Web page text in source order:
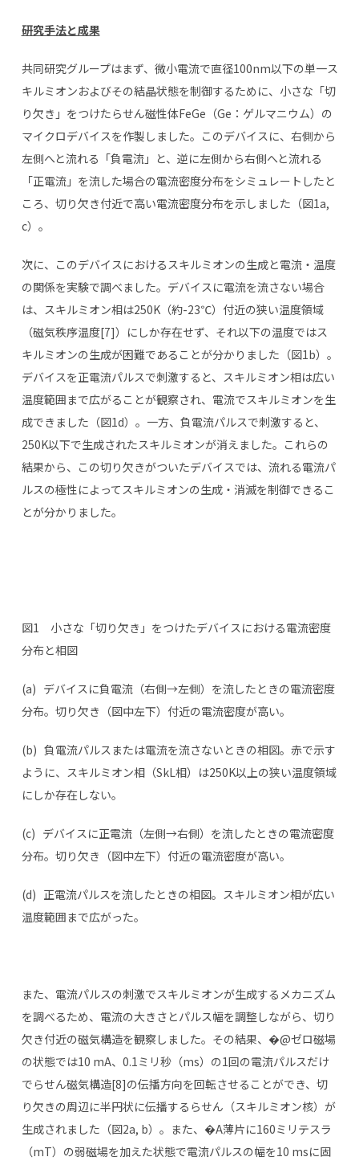
研究手法と成果
共同研究グループはまず、微小電流で直径100nm以下の単一ス
キルミオンおよびその結晶状態を制御するために、小さな「切
り欠き」をつけたらせん磁性体FeGe（Ge：ゲルマニウム）の
マイクロデバイスを作製しました。このデバイスに、右側から
左側へと流れる「負電流」と、逆に左側から右側へと流れる
「正電流」を流した場合の電流密度分布をシミュレートしたと
ころ、切り欠き付近で高い電流密度分布を示しました（図1a,
c）。
次に、このデバイスにおけるスキルミオンの生成と電流・温度
の関係を実験で調べました。デバイスに電流を流さない場合
は、スキルミオン相は250K（約-23℃）付近の狭い温度領域
（磁気秩序温度[7]）にしか存在せず、それ以下の温度ではス
キルミオンの生成が困難であることが分かりました（図1b）。
デバイスを正電流パルスで刺激すると、スキルミオン相は広い
温度範囲まで広がることが観察され、電流でスキルミオンを生
成できました（図1d）。一方、負電流パルスで刺激すると、
250K以下で生成されたスキルミオンが消えました。これらの
結果から、この切り欠きがついたデバイスでは、流れる電流パ
ルスの極性によってスキルミオンの生成・消滅を制御できるこ
とが分かりました。
図1 小さな「切り欠き」をつけたデバイスにおける電流密度
分布と相図
(a) デバイスに負電流（右側→左側）を流したときの電流密度
分布。切り欠き（図中左下）付近の電流密度が高い。
(b) 負電流パルスまたは電流を流さないときの相図。赤で示す
ように、スキルミオン相（SkL相）は250K以上の狭い温度領域
にしか存在しない。
(c) デバイスに正電流（左側→右側）を流したときの電流密度
分布。切り欠き（図中左下）付近の電流密度が高い。
(d) 正電流パルスを流したときの相図。スキルミオン相が広い
温度範囲まで広がった。
また、電流パルスの刺激でスキルミオンが生成するメカニズム
を調べるため、電流の大きさとパルス幅を調整しながら、切り
欠き付近の磁気構造を観察しました。その結果、�@ゼロ磁場
の状態では10 mA、0.1ミリ秒（ms）の1回の電流パルスだけ
でらせん磁気構造[8]の伝播方向を回転させることができ、切
り欠きの周辺に半円状に伝播するらせん（スキルミオン核）が
生成されました（図2a, b）。また、�A薄片に160ミリテスラ
（mT）の弱磁場を加えた状態で電流パルスの幅を10 msに固